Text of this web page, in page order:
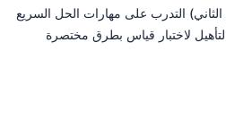
1446 (الترم الثاني) التدرب على مهارات الحل السريع
لاختبار قياس بطرق مختصرة